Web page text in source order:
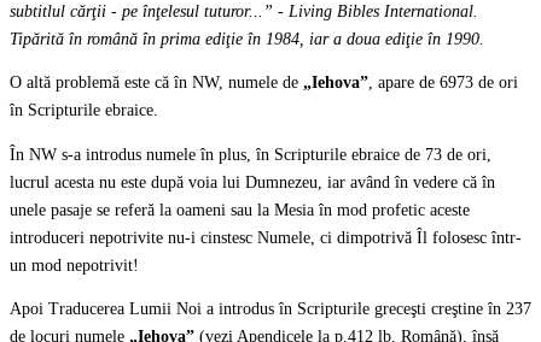
subtitlul cărţii - pe înţelesul tuturor...” - Living Bibles International.
Tipărită în română în prima ediţie în 1984, iar a doua ediţie în 1990.
O altă problemă este că în NW, numele de „Iehova”, apare de 6973 de ori
în Scripturile ebraice.
În NW s-a introdus numele în plus, în Scripturile ebraice de 73 de ori,
lucrul acesta nu este după voia lui Dumnezeu, iar având în vedere că în
unele pasaje se referă la oameni sau la Mesia în mod profetic aceste
introduceri nepotrivite nu-i cinstesc Numele, ci dimpotrivă Îl folosesc într-
un mod nepotrivit!
Apoi Traducerea Lumii Noi a introdus în Scripturile greceşti creştine în 237
de locuri numele „Iehova” (vezi Apendicele la p.412 lb. Română), însă